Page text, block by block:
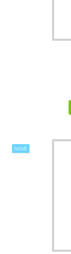
NOVÉ